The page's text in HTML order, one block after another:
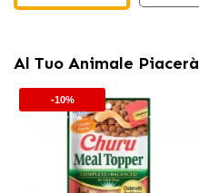
Al Tuo Animale Piacerà
-10%